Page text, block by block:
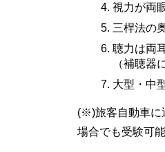
視力が両
三桿法の
聴力は両
（補聴器
大型・中
(※)旅客自動車に
場合でも受験可能